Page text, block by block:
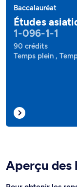
Baccalauréat
Études
1-096-1-1
90 crédits
Temps plein ,
Aperçu des